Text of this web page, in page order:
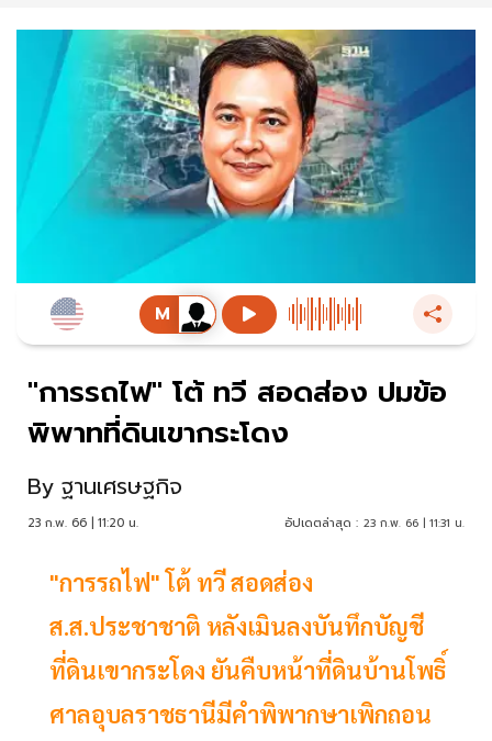
"การรถไฟ" โต้ ทวี สอดส่อง ปมข้อ
พิพาทที่ดินเขากระโดง
By ฐานเศรษฐกิจ
23 ก.พ. 66 | 11:20 น. อัปเดตล่าสุด : 23 ก.พ. 66 | 11:31 น.
"การรถไฟ" โต้ ทวี สอดส่อง
ส.ส.ประชาชาติ หลังเมินลงบันทึกบัญชี
ที่ดินเขากระโดง ยันคืบหน้าที่ดินบ้านโพธิ์
ศาลอุบลราชธานีมีคำพิพากษาเพิกถอน